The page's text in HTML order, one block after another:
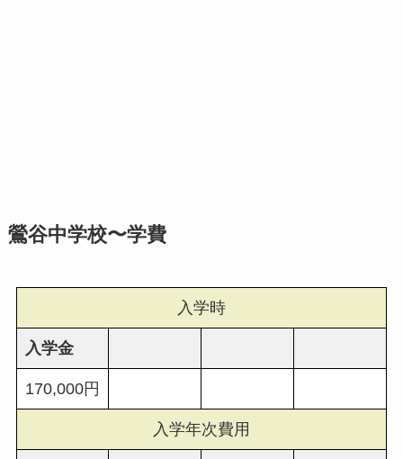
鶯谷中学校〜学費
入学時
入学金
170,000円
入学年次費用